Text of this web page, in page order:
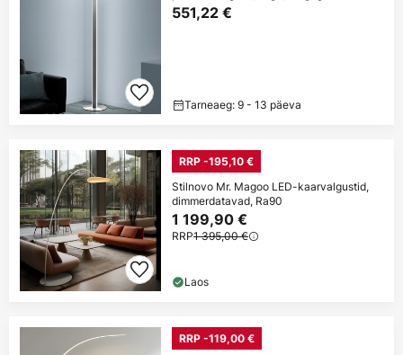
551,22 €
Tarneaeg: 9 - 13 päeva
RRP -195,10 €
Stilnovo Mr. Magoo LED-kaarvalgustid,
dimmerdatavad, Ra90
1 199,90 €
RRP1 395,00 €
Laos
RRP -119,00 €